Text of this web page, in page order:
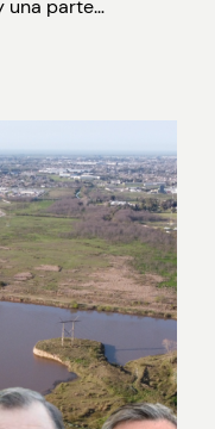
una parte…